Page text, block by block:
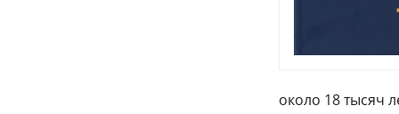
около 18 тысяч